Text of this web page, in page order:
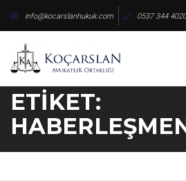
content
info@kocarslanhukuk.com 0537 344
ETIKET: